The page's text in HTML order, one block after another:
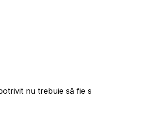
nu trebuie să fie s